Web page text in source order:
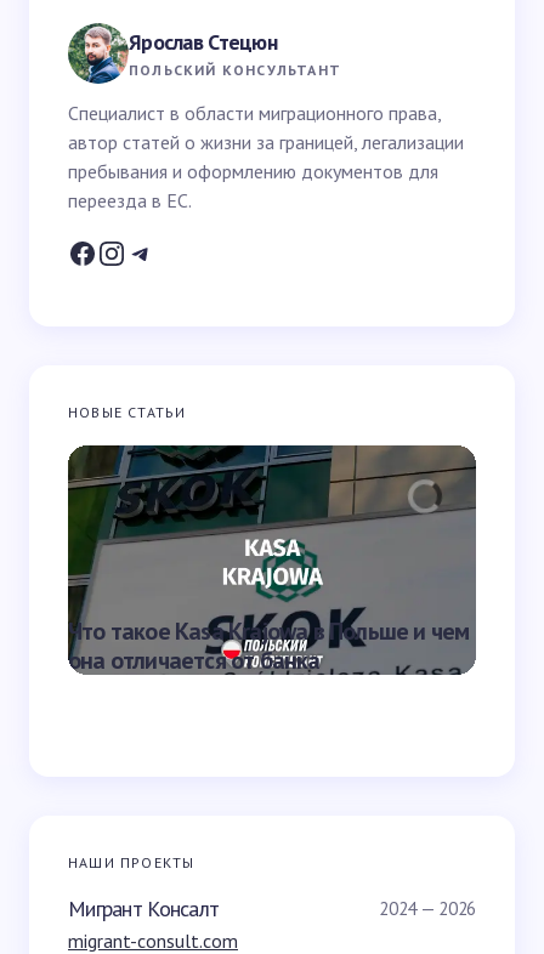
Ваш вопрос *
Ваше имя *
Email *
Запомнить имя и email для следующих
комментариев
Отправить
Ярослав Стецюн
ПОЛЬСКИЙ КОНСУЛЬТАНТ
Специалист в области миграционного права,
автор статей о жизни за границей, легализации
пребывания и оформлению документов для
переезда в ЕС.
НОВЫЕ СТАТЬИ
Что такое Kasa Krajowa в Польше и чем
она отличается от банка
НАШИ ПРОЕКТЫ
Мигрант Консалт 2024 — 2026
migrant-consult.com